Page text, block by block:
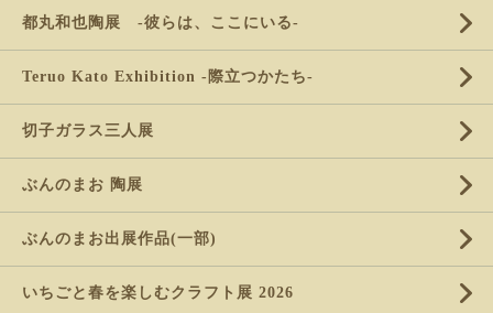
都丸和也陶展 -彼らは、ここにいる-
Teruo Kato Exhibition -際立つかたち-
切子ガラス三人展
ぶんのまお 陶展
ぶんのまお出展作品(一部)
いちごと春を楽しむクラフト展 2026